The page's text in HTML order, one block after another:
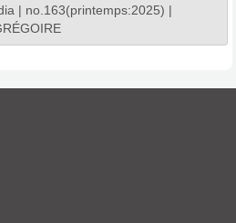
| no.163(printemps:2025) |